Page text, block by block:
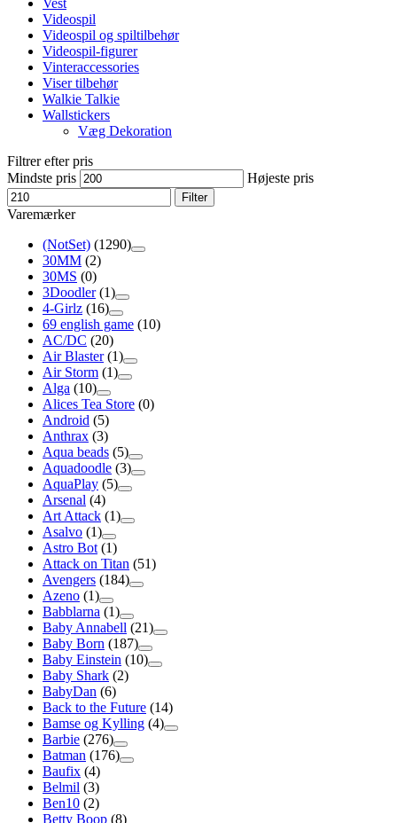
Videospil
Videospil og spiltilbehør
Videospil-figurer
Vinteraccessories
Viser tilbehør
Walkie Talkie
Wallstickers
Væg Dekoration
Filtrer efter pris
Mindste pris
Højeste pris
Filter
Varemærker
(NotSet) (1290)
30MM (2)
30MS (0)
3Doodler (1)
4-Girlz (16)
69 english game (10)
AC/DC (20)
Air Blaster (1)
Air Storm (1)
Alga (10)
Alices Tea Store (0)
Android (5)
Anthrax (3)
Aqua beads (5)
Aquadoodle (3)
AquaPlay (5)
Arsenal (4)
Art Attack (1)
Asalvo (1)
Astro Bot (1)
Attack on Titan (51)
Avengers (184)
Azeno (1)
Babblarna (1)
Baby Annabell (21)
Baby Born (187)
Baby Einstein (10)
Baby Shark (2)
BabyDan (6)
Back to the Future (14)
Bamse og Kylling (4)
Barbie (276)
Batman (176)
Baufix (4)
Belmil (3)
Ben10 (2)
Betty Boop (8)